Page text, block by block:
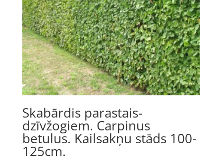
Skabārdis parastais-
dzīvžogiem. Carpinus
betulus. Kailsakņu stāds 100-
125cm.